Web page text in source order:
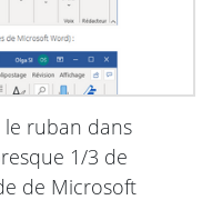
le ruban dans
1/3 de
de Microsoft